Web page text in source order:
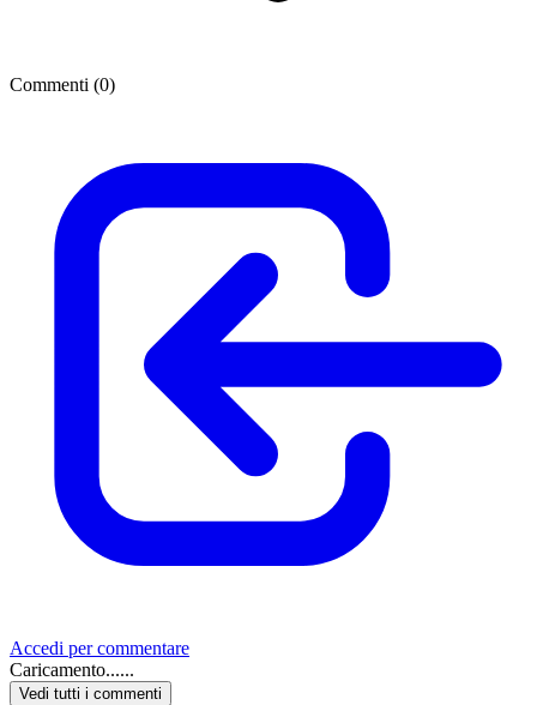
Commenti (0)
Accedi per commentare
Caricamento......
Vedi tutti i commenti